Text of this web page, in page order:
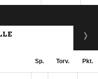
Sp. Torv. Pkt.